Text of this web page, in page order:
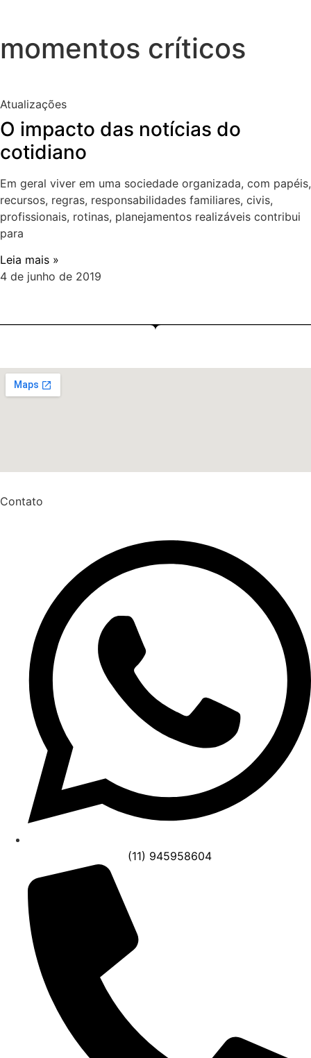
momentos críticos
Atualizações
O impacto das notícias do
cotidiano
Em geral viver em uma sociedade organizada, com papéis,
recursos, regras, responsabilidades familiares, civis,
profissionais, rotinas, planejamentos realizáveis contribui
para
Leia mais »
4 de junho de 2019
Contato
(11) 945958604